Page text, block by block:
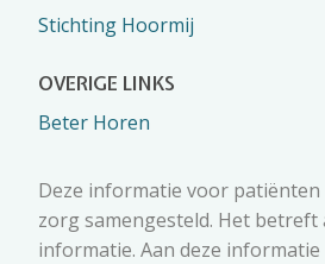
Stichting Hoormij
OVERIGE LINKS
Beter Horen
Deze informatie voor
zorg samengesteld. Het betreft
informatie. Aan deze